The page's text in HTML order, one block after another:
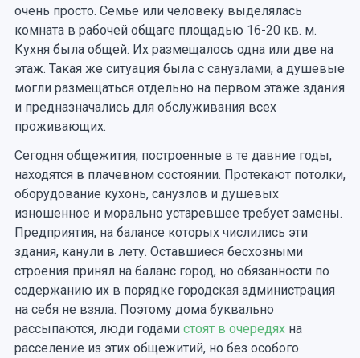
очень просто. Семье или человеку выделялась
комната в рабочей общаге площадью 16-20 кв. м.
Кухня была общей. Их размещалось одна или две на
этаж. Такая же ситуация была с санузлами, а душевые
могли размещаться отдельно на первом этаже здания
и предназначались для обслуживания всех
проживающих.
Сегодня общежития, построенные в те давние годы,
находятся в плачевном состоянии. Протекают потолки,
оборудование кухонь, санузлов и душевых
изношенное и морально устаревшее требует замены.
Предприятия, на балансе которых числились эти
здания, канули в лету. Оставшиеся бесхозными
строения принял на баланс город, но обязанности по
содержанию их в порядке городская администрация
на себя не взяла. Поэтому дома буквально
рассыпаются, люди годами стоят в очередяхна
расселение из этих общежитий, но без особого